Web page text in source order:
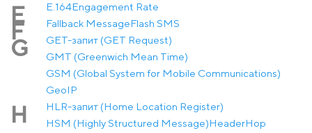
E E.164Engagement Rate
F Fallback MessageFlash SMS
G
GET-запит (GET Request)
GMT (Greenwich Mean Time)
GSM (Global System for Mobile Communications)
GeoIP
H
HLR-запит (Home Location Register)
HSM (Highly Structured Message)HeaderHop